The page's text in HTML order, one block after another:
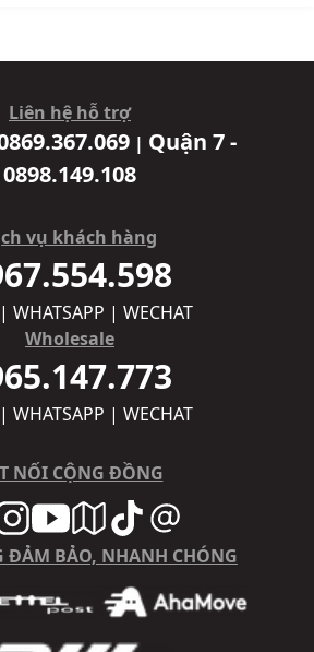
Liên hệ hỗ trợ
| Quận 7 -
0898.149.108
vụ khách hàng
WHATSAPP | WECHAT
Wholesale
WHATSAPP | WECHAT
NỐI CỘNG ĐỒNG
ĐẢM BẢO, NHANH CHÓNG